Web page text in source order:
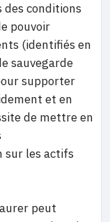
des conditions
pouvoir
(identifiés en
sauvegarde
supporter
et en
de mettre en
sur les actifs
peut